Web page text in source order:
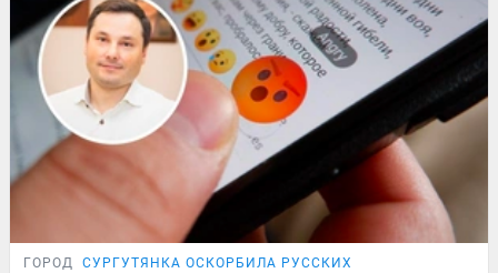
ГОРОД СУРГУТЯНКА ОСКОРБИЛА РУССКИХ